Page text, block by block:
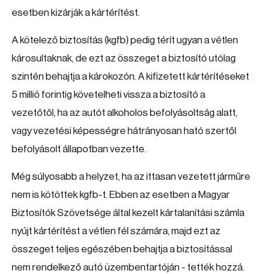
esetben kizárják a kártérítést.
A kötelező biztosítás (kgfb) pedig térít ugyan a vétlen
károsultaknak, de ezt az összeget a biztosító utólag
szintén behajtja a károkozón. A kifizetett kártérítéseket
5 millió forintig követelheti vissza a biztosító a
vezetőtől, ha az autót alkoholos befolyásoltság alatt,
vagy vezetési képességre hátrányosan ható szertől
befolyásolt állapotban vezette.
Még súlyosabb a helyzet, ha az ittasan vezetett járműre
nem is kötöttek kgfb-t. Ebben az esetben a Magyar
Biztosítók Szövetsége által kezelt kártalanítási számla
nyújt kártérítést a vétlen fél számára, majd ezt az
összeget teljes egészében behajtja a biztosítással
nem rendelkező autó üzembentartóján - tették hozzá.